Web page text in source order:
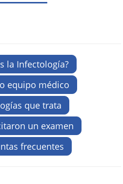
la Infectología?
equipo médico
que trata
un examen
frecuentes